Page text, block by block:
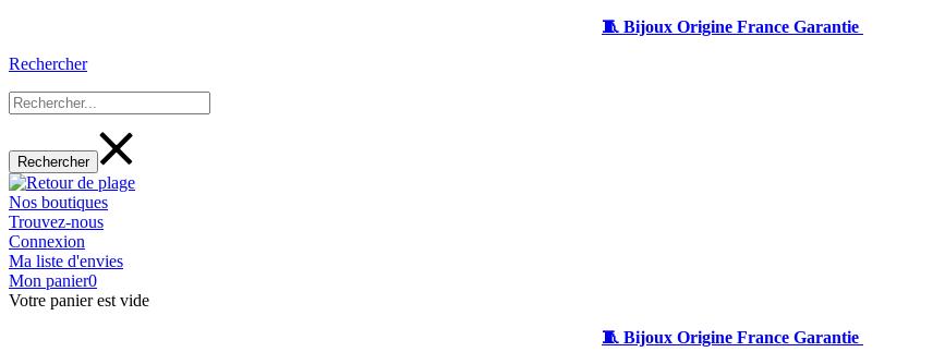
🧵 Bijoux Origine France Garantie
Rechercher
Nos boutiques
Trouvez-nous
Connexion
Ma liste d'envies
Mon panier0
Votre panier est vide
🧵 Bijoux Origine France Garantie